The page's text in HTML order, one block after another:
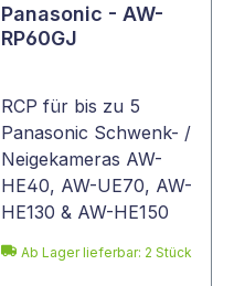
Panasonic - AW-
RP60GJ
RCP für bis zu 5
Panasonic Schwenk- /
Neigekameras AW-
HE40, AW-UE70, AW-
HE130 & AW-HE150
Ab Lager lieferbar: 2 Stück